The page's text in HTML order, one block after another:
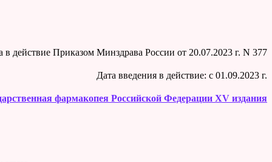
в действие Приказом Минздрава России от 20.07.2023 г. N 377
Дата введения в действие: c 01.09.2023 г.
фармакопея Российской Федерации XV издания